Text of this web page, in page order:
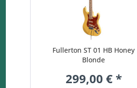
Fullerton ST 01 HB Honey
Blonde
299,00 € *